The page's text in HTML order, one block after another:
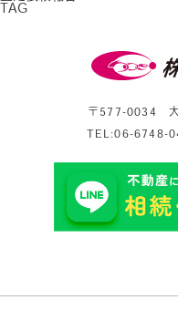
AG
〒577-0034 大
TEL:06-6748-